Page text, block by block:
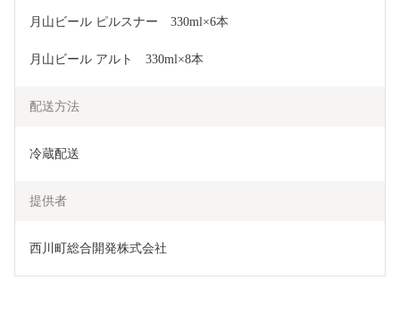
月山ビール ピルスナー　330ml×6本
月山ビール アルト　330ml×8本
配送方法
冷蔵配送
提供者
西川町総合開発株式会社